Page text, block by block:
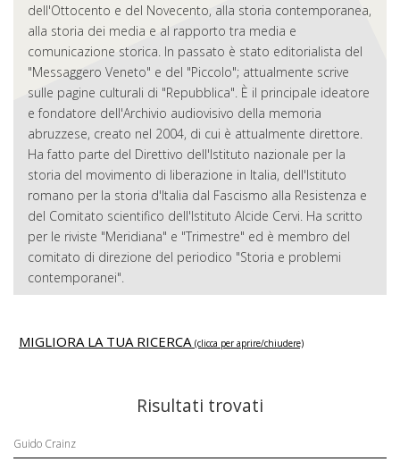
dell'Ottocento e del Novecento, alla storia contemporanea,
alla storia dei media e al rapporto tra media e
comunicazione storica. In passato è stato editorialista del
"Messaggero Veneto" e del "Piccolo"; attualmente scrive
sulle pagine culturali di "Repubblica". È il principale ideatore
e fondatore dell'Archivio audiovisivo della memoria
abruzzese, creato nel 2004, di cui è attualmente direttore.
Ha fatto parte del Direttivo dell'Istituto nazionale per la
storia del movimento di liberazione in Italia, dell'Istituto
romano per la storia d'Italia dal Fascismo alla Resistenza e
del Comitato scientifico dell'Istituto Alcide Cervi. Ha scritto
per le riviste "Meridiana" e "Trimestre" ed è membro del
comitato di direzione del periodico "Storia e problemi
contemporanei".
MIGLIORA LA TUA RICERCA (clicca per aprire/chiudere)
Risultati trovati
Guido Crainz